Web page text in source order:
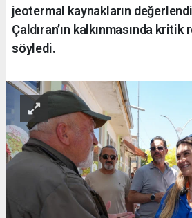
jeotermal kaynakların
Çaldıran’ın kalkınmasında kritik
söyledi.